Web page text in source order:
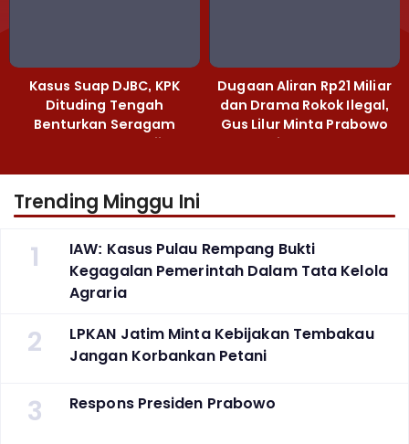
Kasus Suap DJBC, KPK
Dituding Tengah
Benturkan Seragam
Cokelat dengan Hijau
Dugaan Aliran Rp21 Miliar
dan Drama Rokok Ilegal,
Gus Lilur Minta Prabowo
Bertindak Tegas
Trending Minggu Ini
1
IAW: Kasus Pulau Rempang Bukti
Kegagalan Pemerintah Dalam Tata Kelola
Agraria
2
LPKAN Jatim Minta Kebijakan Tembakau
Jangan Korbankan Petani
3 Respons Presiden Prabowo